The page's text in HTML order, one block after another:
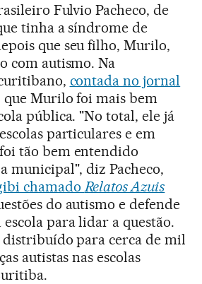
Fulvio Pacheco, de
tinha a síndrome de
que seu filho, Murilo,
com autismo. Na
contada no jornal
que Murilo foi mais bem
pública. "No total, ele já
particulares e em
tão bem entendido
municipal", diz Pacheco,
chamadoRelatos Azuis
do autismo e defende
para lidar a questão.
para cerca de mil
autistas nas escolas